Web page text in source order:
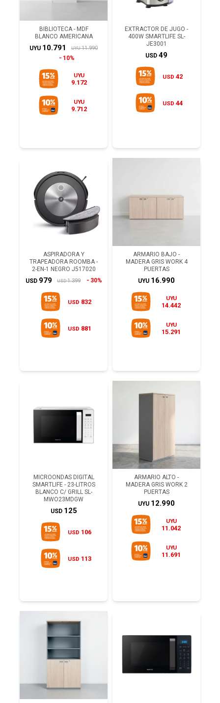
BIBLIOTECA - MDF
BLANCO AMERICANA
UYU 10.791 UYU 11.990
10%
UYU
9.172
UYU
9.712
EXTRACTOR DE JUGO -
400W SMARTLIFE SL-
JE3001
USD 49
USD 42
USD 44
ASPIRADORA Y
TRAPEADORA ROOMBA -
2-EN-1 NEGRO J517020
USD 979 USD 1.399 30%
USD 832
USD 881
ARMARIO BAJO -
MADERA GRIS WORK 4
PUERTAS
UYU 16.990
UYU
14.442
UYU
15.291
MICROONDAS DIGITAL
SMARTLIFE - 23-LITROS
BLANCO C/ GRILL SL-
MWO23MDGW
USD 125
USD 106
USD 113
ARMARIO ALTO -
MADERA GRIS WORK 2
PUERTAS
UYU 12.990
UYU
11.042
UYU
11.691